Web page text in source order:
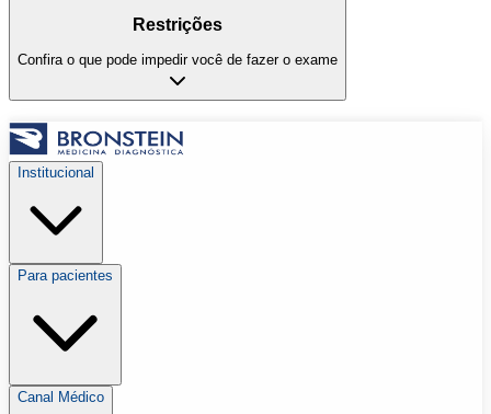
Restrições
Confira o que pode impedir você de fazer o exame
Institucional
Para pacientes
Canal Médico